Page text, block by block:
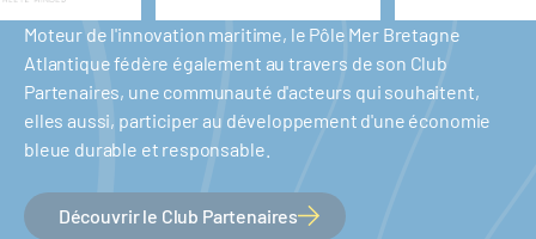
Moteur de l'innovation maritime, le Pôle Mer Bretagne
Atlantique fédère également au travers de son Club
Partenaires, une communauté d'acteurs qui souhaitent,
elles aussi, participer au développement d'une économie
bleue durable et responsable.
Découvrir le Club Partenaires